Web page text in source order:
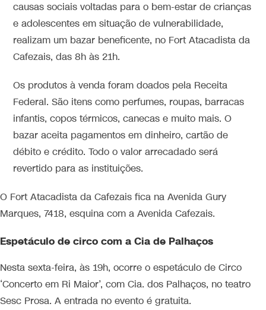
causas sociais voltadas para o bem-estar de crianças
e adolescentes em situação de vulnerabilidade,
realizam um bazar beneficente, no Fort Atacadista da
Cafezais, das 8h às 21h.
Os produtos à venda foram doados pela Receita
Federal. São itens como perfumes, roupas, barracas
infantis, copos térmicos, canecas e muito mais. O
bazar aceita pagamentos em dinheiro, cartão de
débito e crédito. Todo o valor arrecadado será
revertido para as instituições.
O Fort Atacadista da Cafezais fica na Avenida Gury
Marques, 7418, esquina com a Avenida Cafezais.
Espetáculo de circo com a Cia de Palhaços
Nesta sexta-feira, às 19h, ocorre o espetáculo de Circo
‘Concerto em Ri Maior’, com Cia. dos Palhaços, no teatro
Sesc Prosa. A entrada no evento é gratuita.